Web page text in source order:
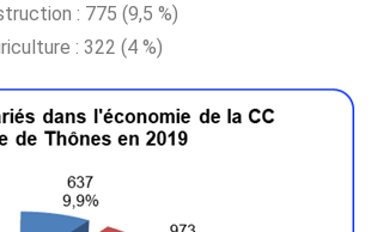
: 775 (9,5 %)
: 322 (4 %)